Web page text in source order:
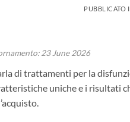
PUBBLICATO
23 June 2026
di trattamenti per la
uniche e i risultati